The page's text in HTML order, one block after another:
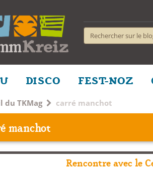
DISCO FEST-NOZ
du TKMag carré manchot
manchot
Rencontre avec le